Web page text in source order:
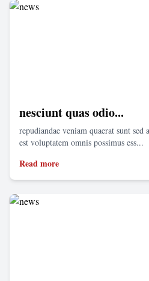
nesciunt quas odio...
repudiandae veniam quaerat sunt
est voluptatem omnis possimus ess...
Read more